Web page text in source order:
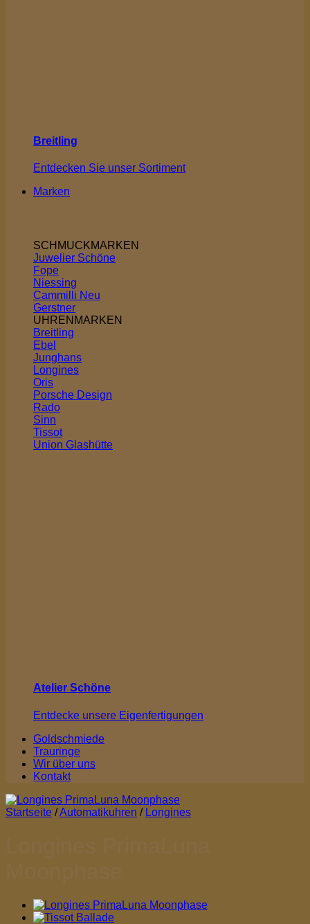
Breitling
Entdecken Sie unser Sortiment
Marken
SCHMUCKMARKEN
Juwelier Schöne
Fope
Niessing
Cammilli
Gerstner
UHRENMARKEN
Breitling
Ebel
Junghans
Longines
Oris
Porsche Design
Rado
Sinn
Tissot
Union Glashütte
Atelier Schöne
Entdecke unsere Eigenfertigungen
Goldschmiede
Trauringe
Wir über uns
Kontakt
Startseite /Automatikuhren / Longines